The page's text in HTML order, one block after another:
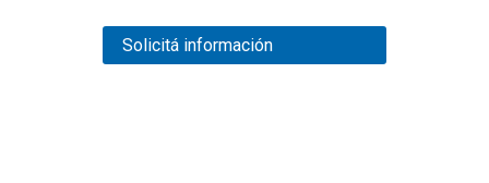
Solicitá información